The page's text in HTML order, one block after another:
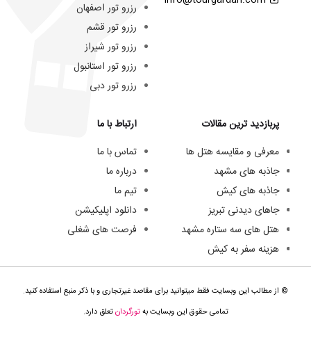
رزرو تور اصفهان
رزرو تور قشم
رزرو تور شیراز
رزرو تور استانبول
رزرو تور دبی
پربازدید ترین مقالات
معرفی و مقایسه هتل ها
جاذبه های مشهد
جاذبه های کیش
جاهای دیدنی تبریز
هتل های سه ستاره مشهد
هزینه سفر به کیش
ارتباط با ما
تماس با ما
درباره ما
تیم ما
دانلود اپلیکیشن
فرصت های شغلی
© از مطالب این وبسایت فقط میتوانید برای مقاصد غیرتجاری و با ذکر منبع استفاده کنید.
تمامی حقوق این وبسایت بهتورگردانتعلق دارد.